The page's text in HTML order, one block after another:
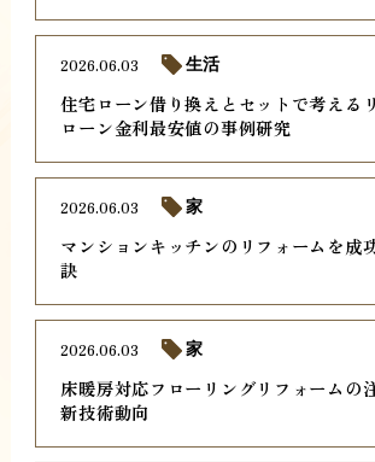
住宅ローン借り換えとセットで考える
ローン金利最安値の事例研究
2026.06.03 生活
マンションキッチンのリフォームを成
訣
2026.06.03 家
床暖房対応フローリングリフォームの
新技術動向
2026.06.03 家